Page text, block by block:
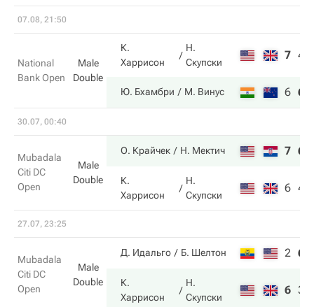
07.08, 21:50
National
Bank Open
Male
Double
К.
Харрисон
Н.
Скупски
7 4
Ю. Бхамбри М. Винус 6 6
30.07, 00:40
Mubadala
Citi DC
Open
Male
Double
О. Крайчек Н. Мектич 7 6
К.
Харрисон
Н.
Скупски
6 4
27.07, 23:25
Mubadala
Citi DC
Open
Male
Double
Д. Идальго Б. Шелтон 2 6
К.
Харрисон
Н.
Скупски
6 3